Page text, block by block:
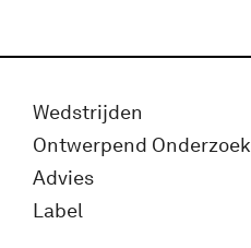
Wedstrijden
Ontwerpend Onderzoek
Advies
Label